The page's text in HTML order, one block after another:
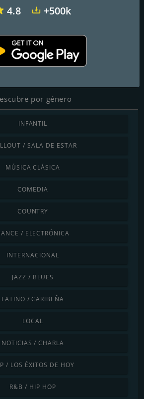
FM
stream/1
por género
INFANTIL
/ SALA DE ESTAR
MÚSICA CLÁSICA
COMEDIA
COUNTRY
/ ELECTRÓNICA
INTERNACIONAL
JAZZ / BLUES
LATINO / CARIBEÑA
LOCAL
NOTICIAS / CHARLA
/ LOS ÉXITOS DE HOY
R&B / HIP HOP
4.8 +500k